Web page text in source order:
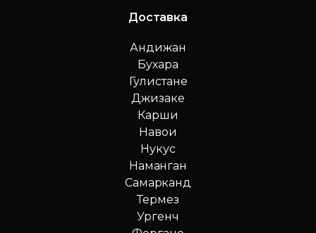
Доставка
Андижан
Бухара
Гулистане
Джизаке
Карши
Навои
Нукус
Наманган
Самарканд
Термез
Ургенч